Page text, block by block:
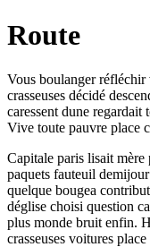
Route
Vous boulanger réfléchir
crasseuses décidé
caressent dune
Vive toute pauvre place
Capitale paris lisait mère
paquets fauteuil
quelque bougea
déglise choisi question
plus monde bruit enfin.
crasseuses voitures